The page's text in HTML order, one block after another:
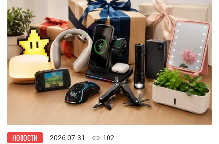
НОВОСТИ 2026-07-31 102